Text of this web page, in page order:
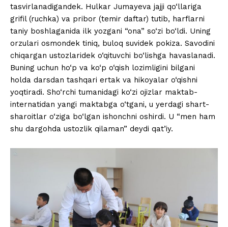
tasvirlanadigandek. Hulkar Jumayeva jajji qo‘llariga
grifil (ruchka) va pribor (temir daftar) tutib, harflarni
taniy boshlaganida ilk yozgani “ona” so‘zi bo‘ldi. Uning
orzulari osmondek tiniq, buloq suvidek pokiza. Savodini
chiqargan ustozlaridek o‘qituvchi bo‘lishga havaslanadi.
Buning uchun ho‘p va ko‘p o‘qish lozimligini bilgani
holda darsdan tashqari ertak va hikoyalar o‘qishni
yoqtiradi. Sho‘rchi tumanidagi ko‘zi ojizlar maktab-
internatidan yangi maktabga o‘tgani, u yerdagi shart-
sharoitlar o‘ziga bo‘lgan ishonchni oshirdi. U “men ham
shu dargohda ustozlik qilaman” deydi qat’iy.